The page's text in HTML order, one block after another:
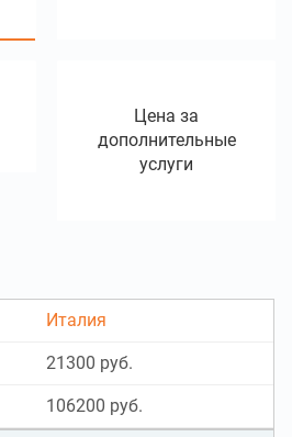
Цена за
дополнительные
услуги
Италия
21300 руб.
106200 руб.